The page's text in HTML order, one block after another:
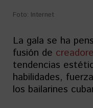
Foto: Internet
La gala se ha
fusión de
tendencias
habilidades,
los bailarines